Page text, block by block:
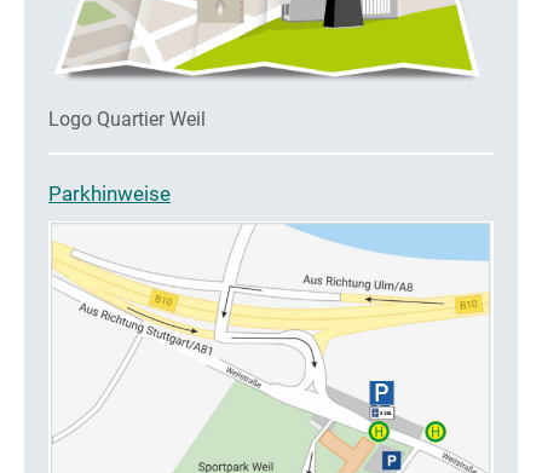
Logo Quartier Weil
Parkhinweise